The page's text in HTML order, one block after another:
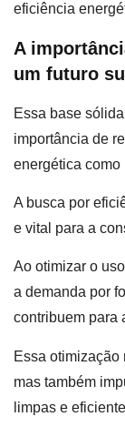
eficiência
A
um futuro
Essa base
importância de
energética como
A busca por
e vital para a
Ao otimizar o
a demanda por
contribuem para
Essa otimização
mas também
limpas e